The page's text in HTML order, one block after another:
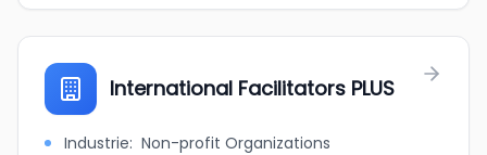
International Facilitators PLUS
Industrie: Non-profit Organizations